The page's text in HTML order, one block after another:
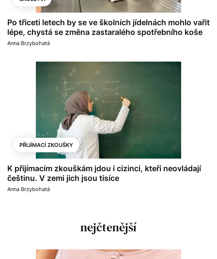
Po třiceti letech by se ve školních jídelnách mohlo vařit
lépe, chystá se změna zastaralého spotřebního koše
Anna Brzybohatá
PŘIJÍMACÍ ZKOUŠKY
K přijímacím zkouškám jdou i cizinci, kteří neovládají
češtinu. V zemi jich jsou tisíce
Anna Brzybohatá
nejčtenější